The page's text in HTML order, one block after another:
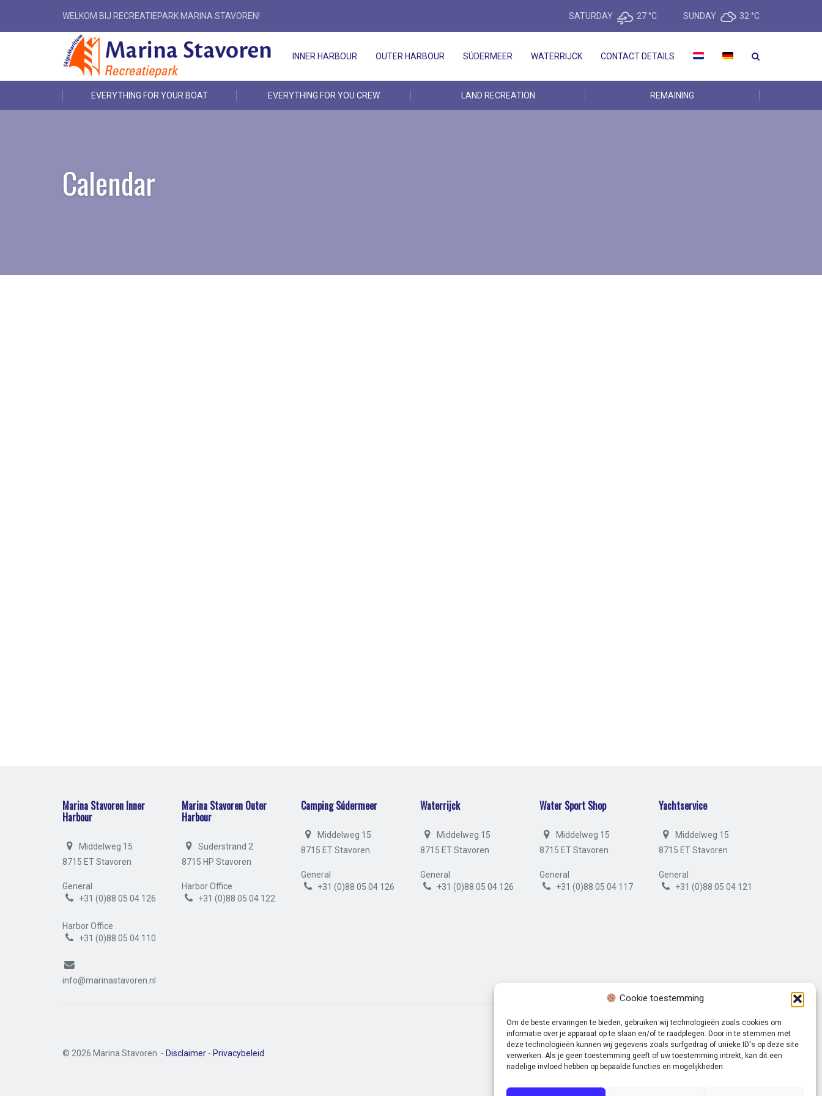
Cookie toestemming
Om de beste ervaringen te bieden, gebruiken wij technologieën zoals cookies om
informatie over je apparaat op te slaan en/of te raadplegen. Door in te stemmen met
deze technologieën kunnen wij gegevens zoals surfgedrag of unieke ID's op deze site
verwerken. Als je geen toestemming geeft of uw toestemming intrekt, kan dit een
nadelige invloed hebben op bepaalde functies en mogelijkheden.
WELKOM BIJ RECREATIEPARK MARINA STAVOREN! SATURDAY 27 °C SUNDAY 32 °C
INNER HARBOUR OUTER HARBOUR SÚDERMEER WATERRIJCK CONTACT DETAILS
EVERYTHING FOR YOUR BOAT EVERYTHING FOR YOU CREW LAND RECREATION REMAINING
Calendar
Marina Stavoren Inner
Harbour
Middelweg 15
8715 ET Stavoren
General
+31 (0)88 05 04 126
Harbor Office
+31 (0)88 05 04 110
info@marinastavoren.nl
Marina Stavoren Outer
Harbour
Suderstrand 2
8715 HP Stavoren
Harbor Office
+31 (0)88 05 04 122
Camping Súdermeer
Middelweg 15
8715 ET Stavoren
General
+31 (0)88 05 04 126
Waterrijck
Middelweg 15
8715 ET Stavoren
General
+31 (0)88 05 04 126
Water Sport Shop
Middelweg 15
8715 ET Stavoren
General
+31 (0)88 05 04 117
Yachtservice
Middelweg 15
8715 ET Stavoren
General
+31 (0)88 05 04 121
© 2026 Marina Stavoren. - Disclaimer - Privacybeleid Volg ons op: